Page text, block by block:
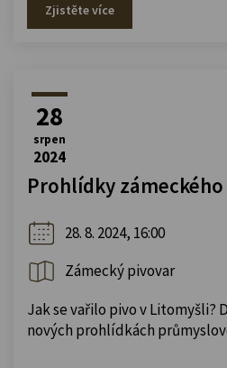
Zjistěte více
28
srpen
2024
Prohlídky
28. 8. 2024, 16:00
Zámecký pivovar
Jak se vařilo pivo v Litomyšli?
nových prohlídkách